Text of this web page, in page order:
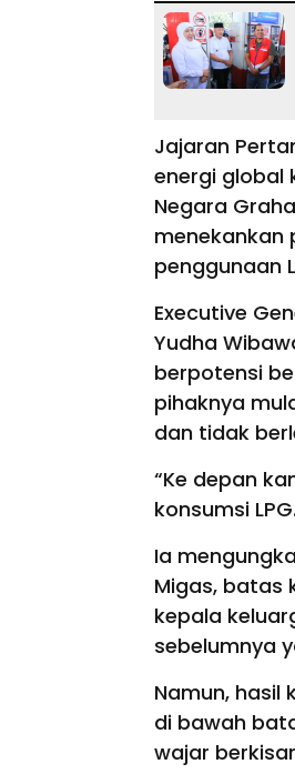
Jajaran
energi global
Negara
menekankan
penggunaan
Executive
Yudha
berpotensi
pihaknya
dan tidak
“Ke depan
konsumsi
Ia
Migas, batas
kepala
sebelumnya
Namun, hasil
di bawah
wajar